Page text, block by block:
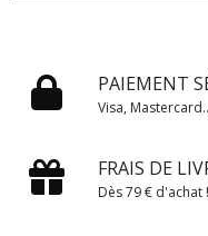
PAIEMENT
Visa,
FRAIS DE
Dès 79 € d'achat